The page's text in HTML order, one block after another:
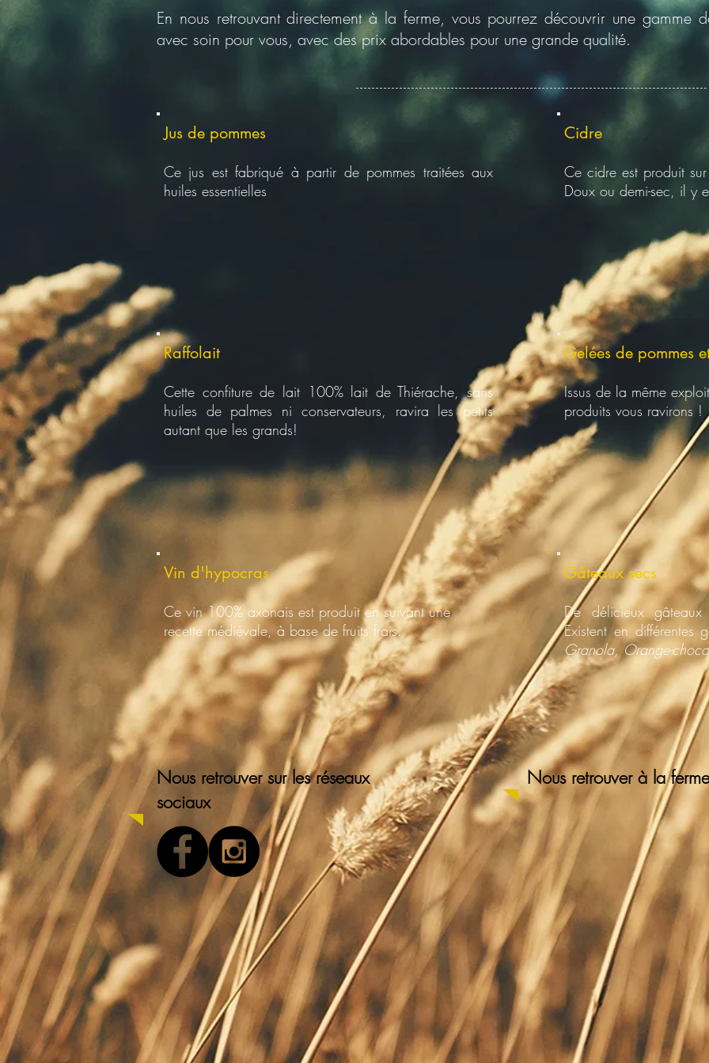
En nous retrouvant directement à la ferme, vous pourrez découvrir une gamme
avec soin pour vous, avec des prix abordables pour une grande qualité.
Jus de pommes
Ce jus est fabriqué à partir de pommes traitées aux
huiles essentielles
Cidre
Ce cidre est produit
Doux ou demi-sec, il y
Raffolait
Cette confiture de lait 100% lait de Thiérache, sans
huiles de palmes ni conservateurs, ravira les petits
autant que les grands!
Gelées de pommes
Issus de la même
produits vous ravirons !
Vin d'hypocras
Ce vin 100% axonais est produit en suivant une
recette médiévale, à base de fruits frais.
Gâteaux secs
De délicieux
Existent en différentes
Granola, Orange-
Nous retrouver sur les réseaux
sociaux
Nous retrouver à la ferme